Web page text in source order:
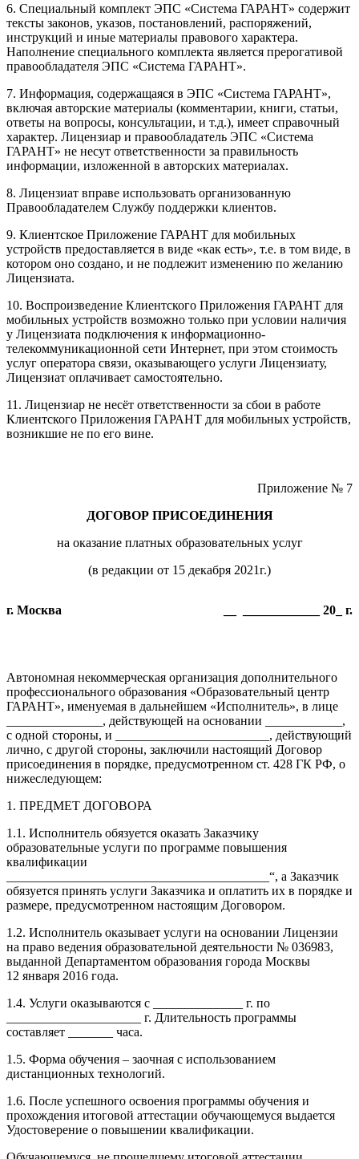
6. Специальный комплект ЭПС «Система ГАРАНТ» содержит
тексты законов, указов, постановлений, распоряжений,
инструкций и иные материалы правового характера.
Наполнение специального комплекта является прерогативой
правообладателя ЭПС «Система ГАРАНТ».
7. Информация, содержащаяся в ЭПС «Система ГАРАНТ»,
включая авторские материалы (комментарии, книги, статьи,
ответы на вопросы, консультации, и т.д.), имеет справочный
характер. Лицензиар и правообладатель ЭПС «Система
ГАРАНТ» не несут ответственности за правильность
информации, изложенной в авторских материалах.
8. Лицензиат вправе использовать организованную
Правообладателем Службу поддержки клиентов.
9. Клиентское Приложение ГАРАНТ для мобильных
устройств предоставляется в виде «как есть», т.е. в том виде, в
котором оно создано, и не подлежит изменению по желанию
Лицензиата.
10. Воспроизведение Клиентского Приложения ГАРАНТ для
мобильных устройств возможно только при условии наличия
у Лицензиата подключения к информационно-
телекоммуникационной сети Интернет, при этом стоимость
услуг оператора связи, оказывающего услуги Лицензиату,
Лицензиат оплачивает самостоятельно.
11. Лицензиар не несёт ответственности за сбои в работе
Клиентского Приложения ГАРАНТ для мобильных устройств,
возникшие не по его вине.
Приложение № 7
ДОГОВОР ПРИСОЕДИНЕНИЯ
на оказание платных образовательных услуг
(в редакции от 15 декабря 2021г.)
г. Москва __ ____________ 20_ г.
Автономная некоммерческая организация дополнительного
профессионального образования «Образовательный центр
ГАРАНТ», именуемая в дальнейшем «Исполнитель», в лице
_______________, действующей на основании ____________,
с одной стороны, и ________________________, действующий
лично, с другой стороны, заключили настоящий Договор
присоединения в порядке, предусмотренном ст. 428 ГК РФ, о
нижеследующем:
1. ПРЕДМЕТ ДОГОВОРА
1.1. Исполнитель обязуется оказать Заказчику
образовательные услуги по программе повышения
квалификации
_________________________________________“, а Заказчик
обязуется принять услуги Заказчика и оплатить их в порядке и
размере, предусмотренном настоящим Договором.
1.2. Исполнитель оказывает услуги на основании Лицензии
на право ведения образовательной деятельности № 036983,
выданной Департаментом образования города Москвы
12 января 2016 года.
1.4. Услуги оказываются с ______________ г. по
_____________________ г. Длительность программы
составляет _______ часа.
1.5. Форма обучения – заочная с использованием
дистанционных технологий.
1.6. После успешного освоения программы обучения и
прохождения итоговой аттестации обучающемуся выдается
Удостоверение о повышении квалификации.